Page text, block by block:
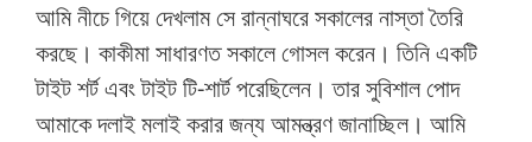
আমি নীচে গিয়ে দেখলাম সে রান্নাঘরে সকালের নাস্তা তৈরি
করছে। কাকীমা সাধারণত সকালে গোসল করেন। তিনি একটি
টাইট শর্ট এবং টাইট টি-শার্ট পরেছিলেন। তার সুবিশাল পোদ
আমাকে দলাই মলাই করার জন্য আমন্ত্রণ জানাচ্ছিল। আমি